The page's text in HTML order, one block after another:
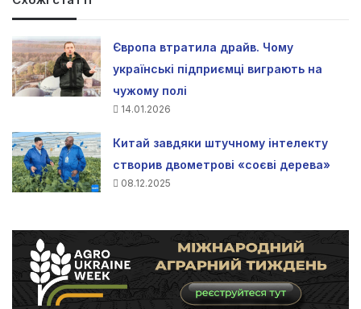
Європа втратила драйв. Чому
українські підприємці виграють на
чужому полі
14.01.2026
Китай завдяки штучному інтелекту
створив двометрові «соєві дерева»
08.12.2025